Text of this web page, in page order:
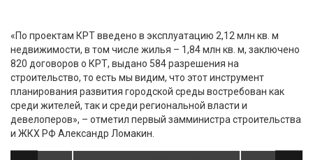
«По проектам КРТ введено в эксплуатацию 2,12 млн кв. м
недвижимости, в том числе жилья – 1,84 млн кв. м, заключено
820 договоров о КРТ, выдано 584 разрешения на
строительство, то есть мы видим, что этот инструмент
планирования развития городской среды востребован как
среди жителей, так и среди региональной власти и
девелоперов», – отметил первый замминистра строительства
и ЖКХ РФ Александр Ломакин.